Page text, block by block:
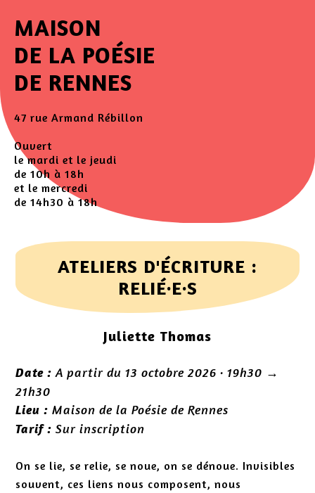
MAISON
DE LA POÉSIE
DE RENNES
47 rue Armand Rébillon
Ouvert
le mardi et le jeudi
de 10h à 18h
et le mercredi
de 14h30 à 18h
ATELIERS D'ÉCRITURE :
RELIÉ·E·S
Juliette Thomas
Date : A partir du 13 octobre 2026 · 19h30 →
21h30
Lieu : Maison de la Poésie de Rennes
Tarif : Sur inscription
On se lie, se relie, se noue, on se dénoue. Invisibles
souvent, ces liens nous composent, nous